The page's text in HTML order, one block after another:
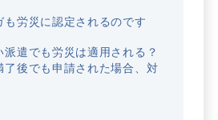
も労災に認定されるのです
派遣でも労災は適用される？
了後でも申請された場合、対